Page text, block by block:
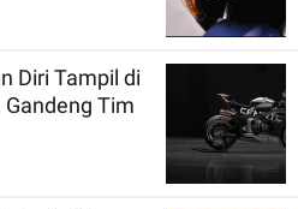
Diri Tampil di
Gandeng Tim